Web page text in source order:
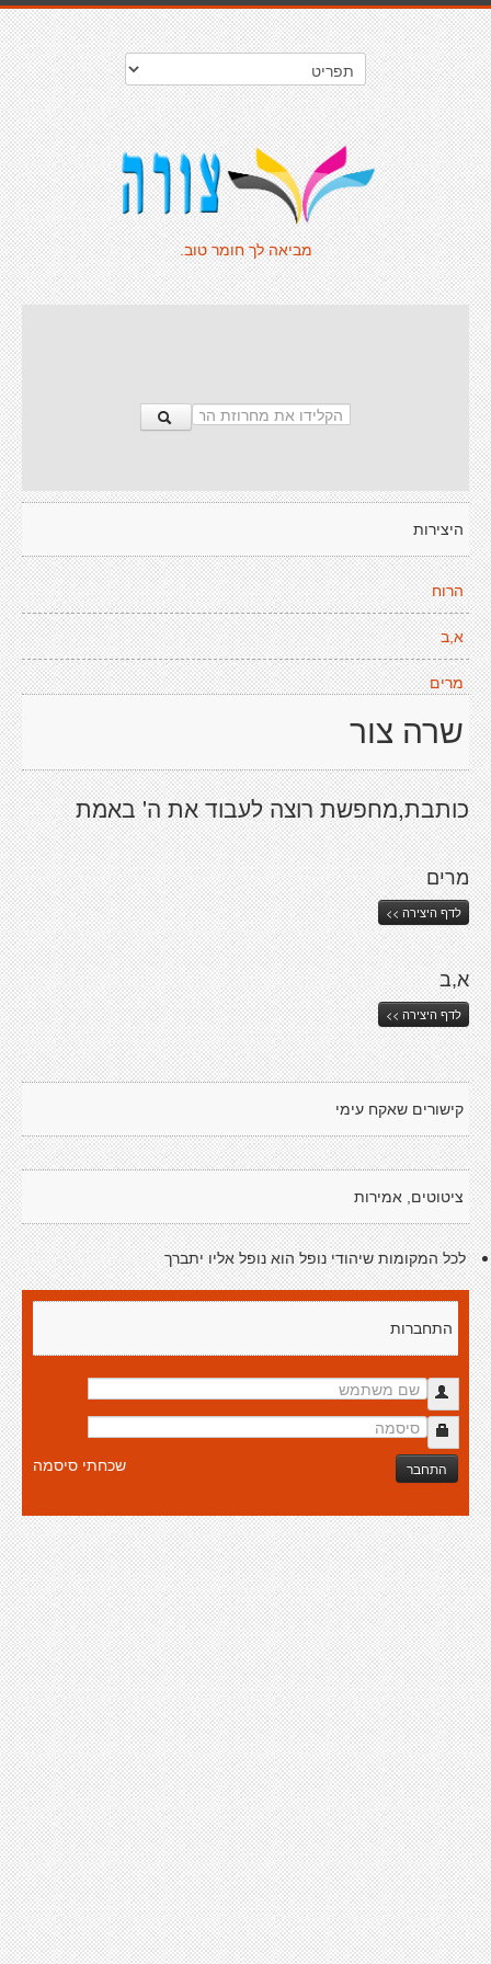
מביאה לך חומר טוב.
היצירות
הרוח
א,ב
מרים
שרה צור
כותבת,מחפשת רוצה לעבוד את ה' באמת
מרים
לדף היצירה >>
א,ב
לדף היצירה >>
קישורים שאקח עימי
ציטוטים, אמירות
לכל המקומות שיהודי נופל הוא נופל אליו יתברך
התחברות
התחבר שכחתי סיסמה